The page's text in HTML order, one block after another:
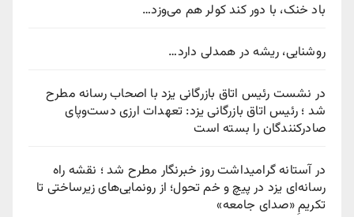
باد خنک، با دور کند کولر هم می‌وزد…
روشنایی، ریشه در همدلی دارد…
در نشست رئیس اتاق بازرگانی یزد با اصحاب رسانه مطرح
شد ؛ رئیس اتاق بازرگانی یزد: تعهدات ارزی دست‌وپای
صادرکنندگان را بسته است
در آستانه گرامیداشت روز خبرنگار مطرح شد ؛ نقشه راه
رسانه‌ای یزد در پیچ‌ و خم تحول؛ از رونمایی‌های زیرساختی تا
تکریمِ «صدای جامعه»